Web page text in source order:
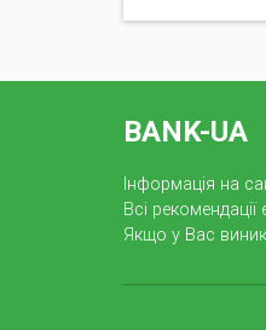
BANK-UA
Інформація на
Всі
Якщо у Вас